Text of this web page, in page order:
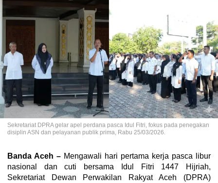
Sekretariat DPRA gelar apel perdana pasca Idul Fitri, fokus pada penegakan
disiplin ASN dan pelayanan publik prima, Rabu 25/03/2026.
Banda Aceh – Mengawali hari pertama kerja pasca libur
nasional dan cuti bersama Idul Fitri 1447 Hijriah,
Sekretariat Dewan Perwakilan Rakyat Aceh (DPRA)